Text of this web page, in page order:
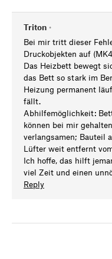
Triton •
Bei mir tritt dieser
Druckobjekten auf
Das Heizbett bewegt
das Bett so stark im
Heizung permanent
fällt.
Abhilfemöglichkeit:
können bei mir
verlangsamen; Bauteil
Lüfter weit entfernt
Ich hoffe, das hilft
viel Zeit und einen
Reply